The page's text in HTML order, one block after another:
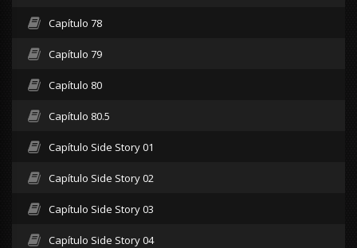
Capítulo 78
Capítulo 79
Capítulo 80
Capítulo 80.5
Capítulo Side Story 01
Capítulo Side Story 02
Capítulo Side Story 03
Capítulo Side Story 04